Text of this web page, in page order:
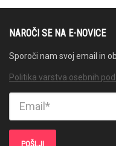
NAROČI SE NA E-NOVICE
Sporoči nam svoj email in
Politika varstva osebnih